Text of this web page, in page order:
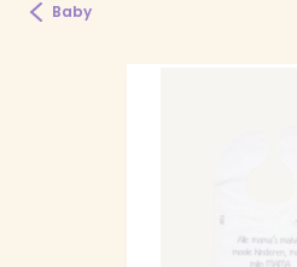
Baby